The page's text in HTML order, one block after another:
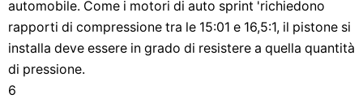
automobile. Come i motori di auto sprint 'richiedono
rapporti di compressione tra le 15:01 e 16,5:1, il pistone si
installa deve essere in grado di resistere a quella quantità
di pressione.
6